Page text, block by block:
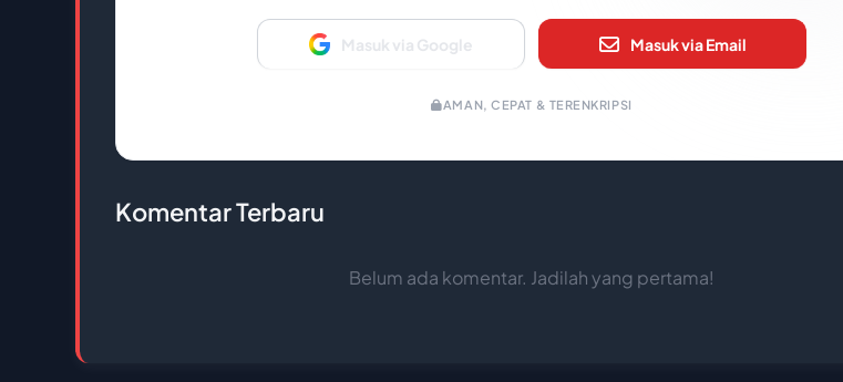
Masuk via Google Masuk via Email
AMAN, CEPAT & TERENKRIPSI
Komentar Terbaru
Belum ada komentar. Jadilah yang pertama!